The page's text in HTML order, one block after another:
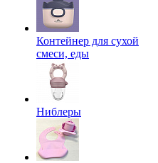
Контейнер для сухой
смеси, еды
Ниблеры